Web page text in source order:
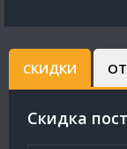
СКИДКИ
Cкидка